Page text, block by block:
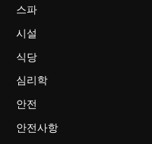
스파
시설
식당
심리학
안전
안전사항